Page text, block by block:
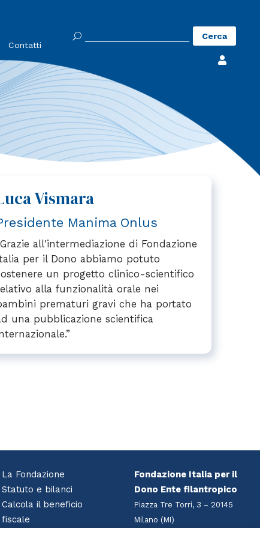
Contatti

Vismara
Manima Onlus
all'intermediazione di Fondazione
per il Dono abbiamo potuto
un progetto clinico-scientifico
alla funzionalità orale nei
prematuri gravi che ha portato
una pubblicazione scientifica
La Fondazione
Statuto e bilanci
Calcola il beneficio
fiscale
Fondazione Italia per il
Dono Ente filantropico
Piazza Tre Torri, 3 – 20145
Milano (MI)